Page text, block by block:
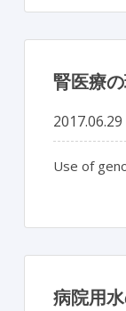
腎医療
2017.06.29
Use of
病院用